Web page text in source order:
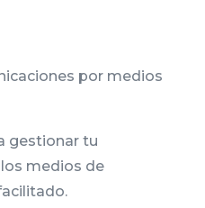
por medios
gestionar tu
medios de